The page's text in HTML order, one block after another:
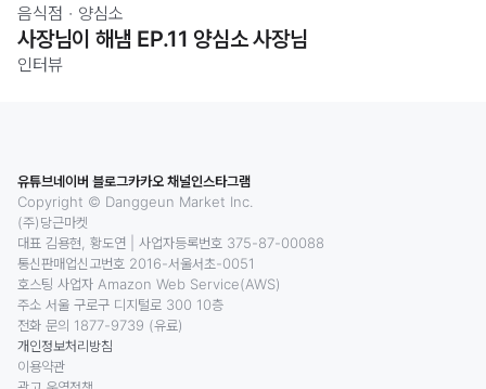
음식점 · 양심소
사장님이 해냄 EP.11 양심소 사장님
인터뷰
유튜브네이버 블로그카카오 채널인스타그램
Copyright © Danggeun Market Inc.
(주)당근마켓
대표 김용현, 황도연
사업자등록번호 375-87-00088
통신판매업신고번호 2016-서울서초-0051
호스팅 사업자 Amazon Web Service(AWS)
주소 서울 구로구 디지털로 300 10층
전화 문의 1877-9739 (유료)
개인정보처리방침
이용약관